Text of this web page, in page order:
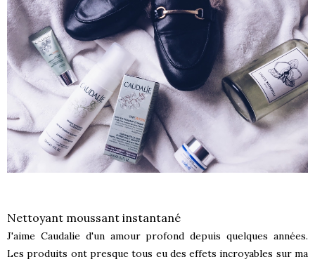
Nettoyant moussant instantané
J'aime Caudalie d'un amour profond depuis quelques années.
Les produits ont presque tous eu des effets incroyables sur ma